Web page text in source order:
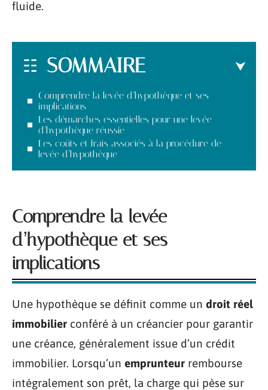
fluide.
SOMMAIRE
Comprendre la levée d’hypothèque et ses
implications
Les démarches essentielles pour une levée
d’hypothèque réussie
Les coûts et frais associés à la procédure de
levée d’hypothèque
Comprendre la levée
d’hypothèque et ses
implications
Une hypothèque se définit comme un droit réel
immobilier conféré à un créancier pour garantir
une créance, généralement issue d’un crédit
immobilier. Lorsqu’un emprunteur rembourse
intégralement son prêt, la charge qui pèse sur